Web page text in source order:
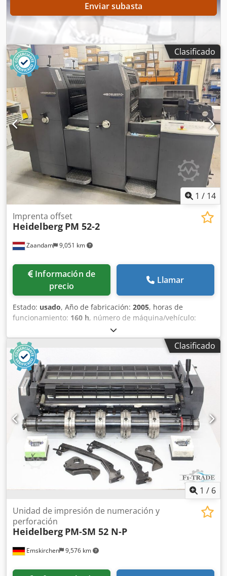
Enviar subasta
Clasificado
1 / 14
Zaandam 9,051 km
Imprenta offset
Heidelberg PM 52-2
Información de
precio
Llamar
Estado: usado, Año de fabricación: 2005, horas de
funcionamiento: 160 h, número de máquina/vehículo:
, Tamaño: 36 x 52 cm, CPtronic, Easyplate,
sistema de humectación Alcolor, limpieza de la zona no
imprimible, limpieza del cilindro de impresión, hojas de
tinta segmentadas, sistema de refrigeración y
recirculación de Baldwin. Dkjdpfxsztappo Ap Hor
Clasificado
1 / 6
Emskirchen 9,576 km
Unidad de impresión de numeración y
perforación
Heidelberg PM-SM 52 N-P